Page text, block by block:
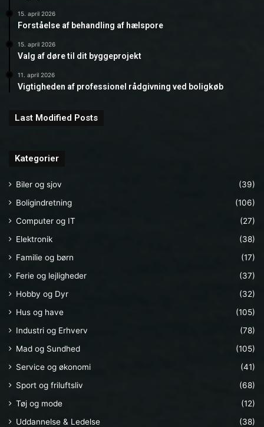
15. april 2026
Forståelse af behandling af hælspore
15. april 2026
Valg af døre til dit byggeprojekt
11. april 2026
Vigtigheden af professionel rådgivning ved boligkøb
Last Modified Posts
Kategorier
Biler og sjov
(39)
Boligindretning
(106)
Computer og IT
(27)
Elektronik
(38)
Familie og børn
(17)
Ferie og lejligheder
(37)
Hobby og Dyr
(32)
Hus og have
(105)
Industri og Erhverv
(78)
Mad og Sundhed
(105)
Service og økonomi
(41)
Sport og friluftsliv
(68)
Tøj og mode
(12)
Uddannelse & Ledelse
(38)